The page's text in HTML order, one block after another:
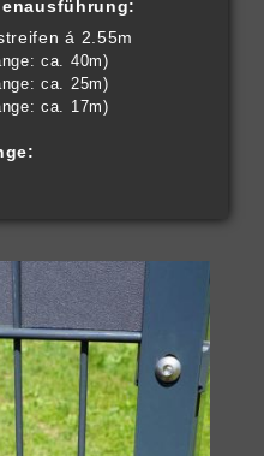
á 2.55m
ca. 40m)
ca. 25m)
ca. 17m)